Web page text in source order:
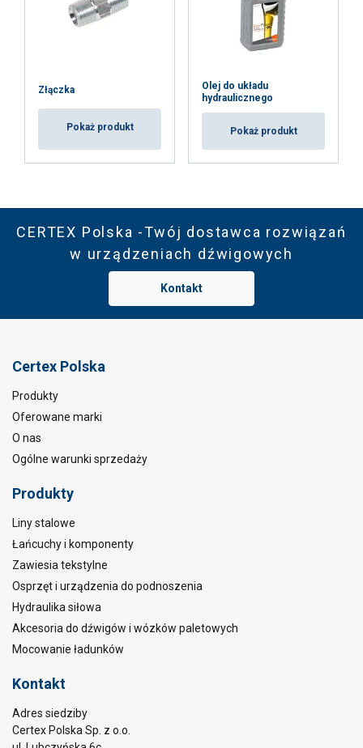
Złączka
Pokaż produkt
Olej do układu
hydraulicznego
Pokaż produkt
CERTEX Polska -Twój dostawca rozwiązań
w urządzeniach dźwigowych
Kontakt
Certex Polska
Produkty
Oferowane marki
O nas
Ogólne warunki sprzedaży
Produkty
Liny stalowe
Łańcuchy i komponenty
Zawiesia tekstylne
Osprzęt i urządzenia do podnoszenia
Hydraulika siłowa
Akcesoria do dźwigów i wózków paletowych
Mocowanie ładunków
Kontakt
Adres siedziby
Certex Polska Sp. z o.o.